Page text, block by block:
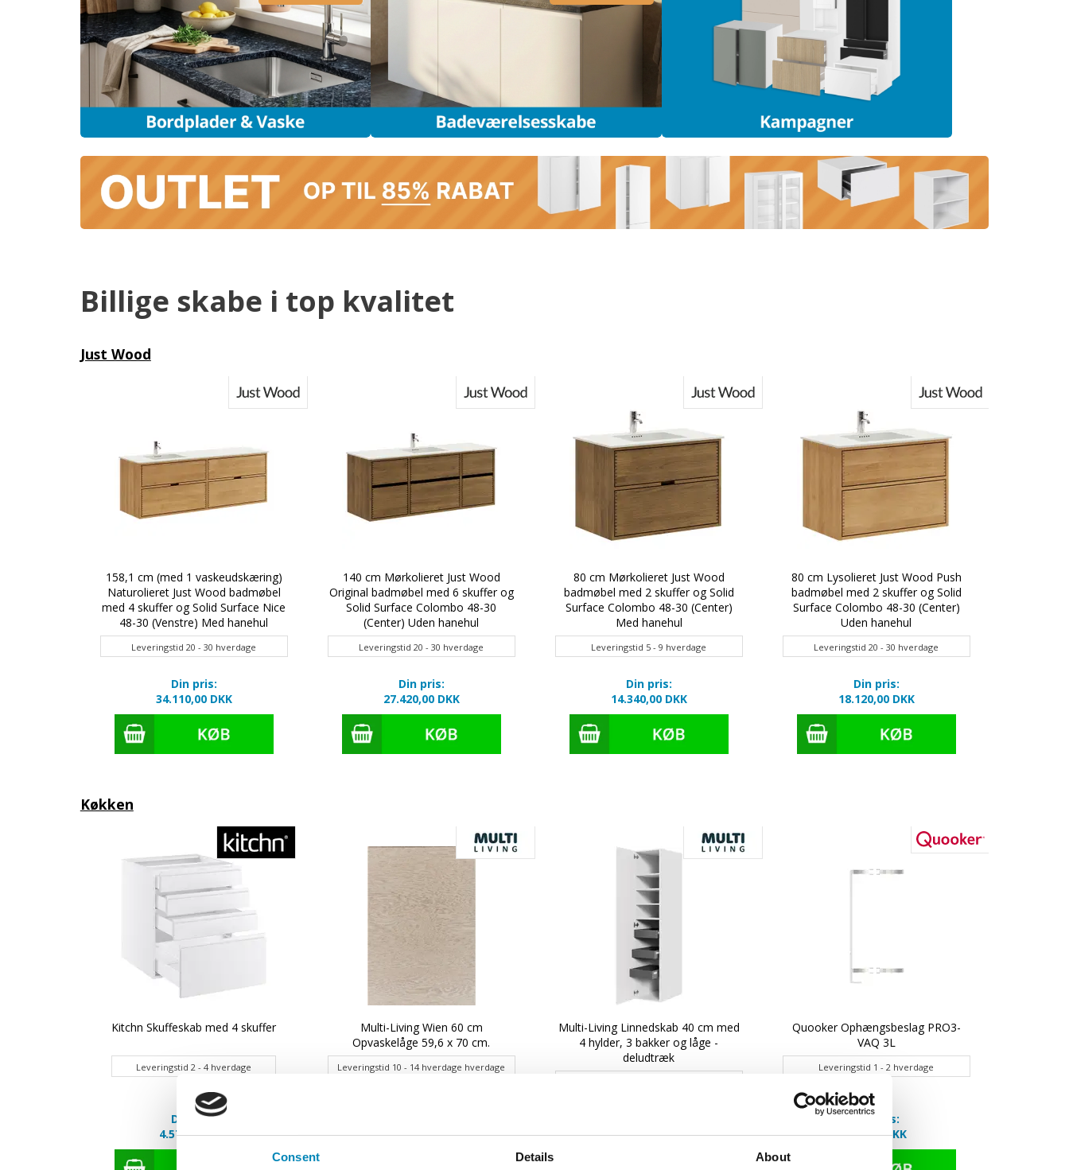
Consent Details About
Billige skabe i top kvalitet
Just Wood
158,1 cm (med 1 vaskeudskæring)
Naturolieret Just Wood badmøbel
med 4 skuffer og Solid Surface Nice
48-30 (Venstre) Med hanehul
Leveringstid 20 - 30 hverdage
Din pris:
34.110,00 DKK
140 cm Mørkolieret Just Wood
Original badmøbel med 6 skuffer og
Solid Surface Colombo 48-30
(Center) Uden hanehul
Leveringstid 20 - 30 hverdage
Din pris:
27.420,00 DKK
80 cm Mørkolieret Just Wood
badmøbel med 2 skuffer og Solid
Surface Colombo 48-30 (Center)
Med hanehul
Leveringstid 5 - 9 hverdage
Din pris:
14.340,00 DKK
80 cm Lysolieret Just Wood Push
badmøbel med 2 skuffer og Solid
Surface Colombo 48-30 (Center)
Uden hanehul
Leveringstid 20 - 30 hverdage
Din pris:
18.120,00 DKK
Køkken
Kitchn Skuffeskab med 4 skuffer
Leveringstid 2 - 4 hverdage
Din pris:
4.573,80 DKK
Multi-Living Wien 60 cm
Opvaskelåge 59,6 x 70 cm.
Leveringstid 10 - 14 hverdage hverdage
599,94 DKK
Multi-Living Linnedskab 40 cm med
4 hylder, 3 bakker og låge -
deludtræk
7.351,35 DKK
Quooker Ophængsbeslag PRO3-
VAQ 3L
Leveringstid 1 - 2 hverdage
Din pris:
720,00 DKK